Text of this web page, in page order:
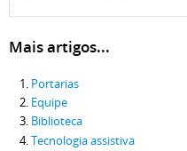
Mais artigos...
Portarias
Equipe
Biblioteca
Tecnologia assistiva